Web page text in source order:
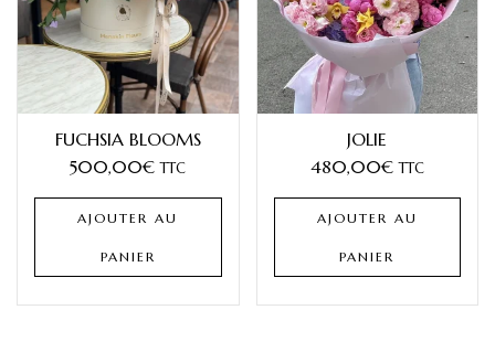
FUCHSIA BLOOMS
500,00€ TTC
AJOUTER AU
PANIER
JOLIE
480,00€ TTC
AJOUTER AU
PANIER